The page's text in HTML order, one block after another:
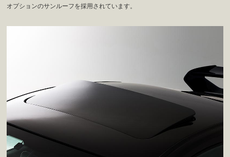
オプションのサンルーフを採用されています。